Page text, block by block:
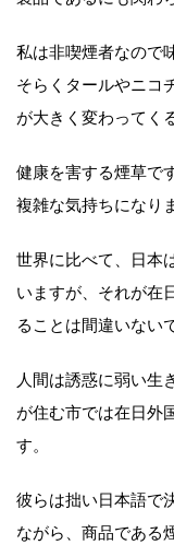
私は非喫煙者なので
そらくタールやニコ
が大きく変わってく
健康を害する煙草で
複雑な気持ちになり
世界に比べて、日本
いますが、それが在
ることは間違いない
人間は誘惑に弱い生
が住む市では在日外
す。
彼らは拙い日本語で
ながら、商品である